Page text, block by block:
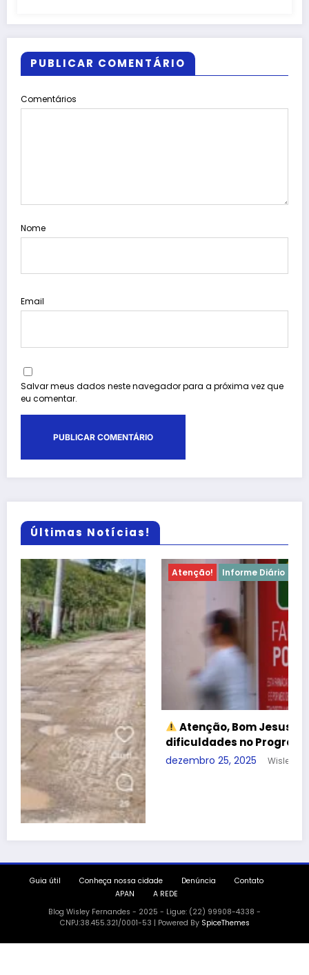
PUBLICAR COMENTÁRIO
Comentários
Nome
Email
Salvar meus dados neste navegador para a próxima vez que
eu comentar.
Últimas Notícias!
sobre
Popular
Informação Informe Diário
Quase Meio Milhão
de Cesta Básica Continua: A
Assistência Social em Bom
dezembro 16, 2025 Wisley
Blog Wisley Fernandes - 2025 - Ligue: (22) 99908-4338 -
CNPJ:38.455.321/0001-53 | Powered By